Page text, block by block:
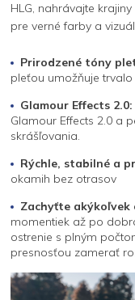
HLG, nahrávajte
pre verné farby a
Prirodzené tóny
pleťou umožňuje trvalo
Glamour Effects 2.0:
Glamour Effects 2.0 a
skrášľovania.
Rýchle, stabilné a
okamih bez otrasov
Zachyťte akýkoľvek
momentiek až po
ostrenie s plným
presnosťou zamerať